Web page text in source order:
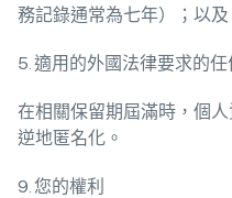
務記錄通常為七年）；以及
5. 適用的外國法律要求的任
在相關保留期屆滿時，個
逆地匿名化。
9. 您的權利